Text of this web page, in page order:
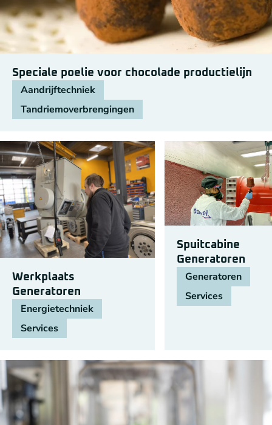
Speciale poelie voor chocolade productielijn
Aandrijftechniek
Tandriemoverbrengingen
Werkplaats
Generatoren
Energietechniek
Services
Spuitcabine
Generatoren
Generatoren
Services